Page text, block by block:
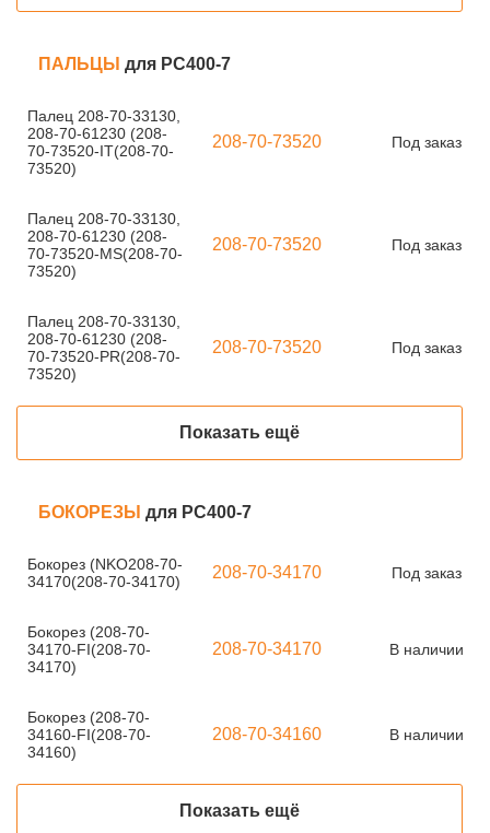
ПАЛЬЦЫ для PC400-7
Палец 208-70-33130,
208-70-61230 (208-
70-73520-IT(208-70-
73520)
208-70-73520 Под заказ
Палец 208-70-33130,
208-70-61230 (208-
70-73520-MS(208-70-
73520)
208-70-73520 Под заказ
Палец 208-70-33130,
208-70-61230 (208-
70-73520-PR(208-70-
73520)
208-70-73520 Под заказ
Показать ещё
БОКОРЕЗЫ для PC400-7
Бокорез (NKO208-70-
34170(208-70-34170)
208-70-34170 Под заказ
Бокорез (208-70-
34170-FI(208-70-
34170)
208-70-34170 В наличии
Бокорез (208-70-
34160-FI(208-70-
34160)
208-70-34160 В наличии
Показать ещё